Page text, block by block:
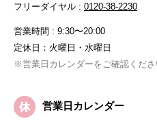
フリーダイヤル : 0120-38-2230
営業時間 : 9:30〜20:00
定休日：火曜日・水曜日
※営業日カレンダーをご確認くだ
営業日カレンダー